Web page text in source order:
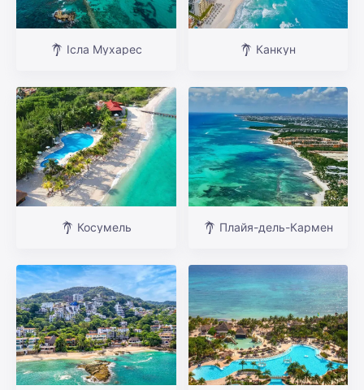
Ісла Мухарес Канкун
Косумель Плайя-дель-Кармен